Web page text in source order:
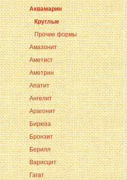
Аквамарин
Круглые
Прочие формы
Амазонит
Аметист
Аметрин
Апатит
Ангелит
Арагонит
Бирюза
Бронзит
Берилл
Варисцит
Гагат